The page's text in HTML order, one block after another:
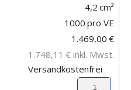
4,2 cm²
1000 pro VE
1.469,00 €
1.748,11 € inkl. Mwst.
Versandkostenfrei